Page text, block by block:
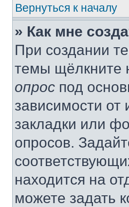
Вернуться к началу
» Как мне
При создании
темы щёлкните
опрос под
зависимости от
закладки или
опросов.
находится на
можете задать